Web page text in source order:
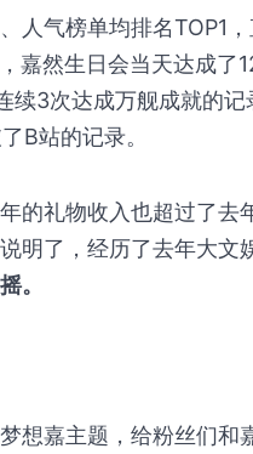
人气榜单均排名TOP1
嘉然生日会当天达成了
续3次达成万舰成就的
B站的记录。
的礼物收入也超过了
明了，经历了去年大文
。
想嘉主题，给粉丝们和